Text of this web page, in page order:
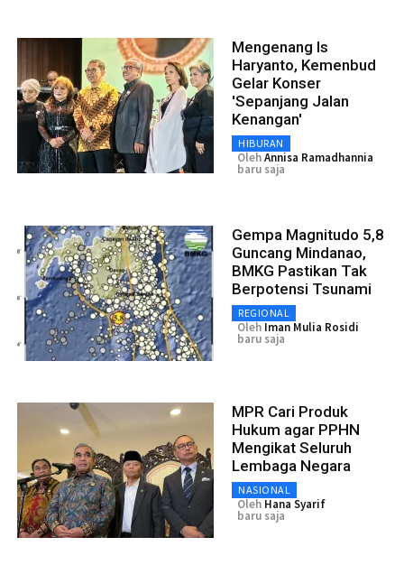
Mengenang Is
Haryanto, Kemenbud
Gelar Konser
'Sepanjang Jalan
Kenangan'
HIBURAN
OlehAnnisa Ramadhannia
baru saja
Gempa Magnitudo 5,8
Guncang Mindanao,
BMKG Pastikan Tak
Berpotensi Tsunami
REGIONAL
Oleh Iman Mulia Rosidi
baru saja
MPR Cari Produk
Hukum agar PPHN
Mengikat Seluruh
Lembaga Negara
NASIONAL
Oleh Hana Syarif
baru saja